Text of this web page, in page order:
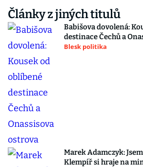
Články z jiných titulů
Babišova dovolená:
destinace Čechů a
Blesk politika
Marek Adamczyk:
Klempíř si hraje na